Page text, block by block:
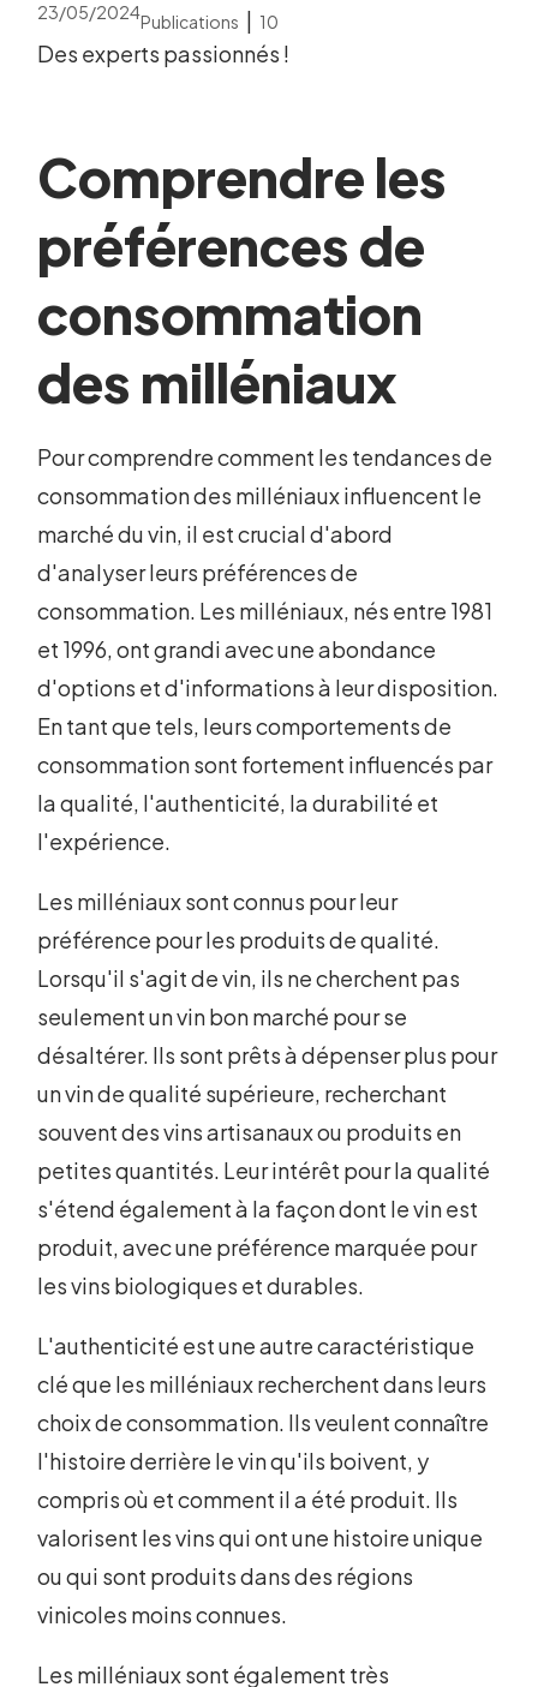
23/05/2024Publications | 10
Des experts passionnés !
Comprendre les
préférences de
consommation
des milléniaux
Pour comprendre comment les tendances de
consommation des milléniaux influencent le
marché du vin, il est crucial d'abord
d'analyser leurs préférences de
consommation. Les milléniaux, nés entre 1981
et 1996, ont grandi avec une abondance
d'options et d'informations à leur disposition.
En tant que tels, leurs comportements de
consommation sont fortement influencés par
la qualité, l'authenticité, la durabilité et
l'expérience.
Les milléniaux sont connus pour leur
préférence pour les produits de qualité.
Lorsqu'il s'agit de vin, ils ne cherchent pas
seulement un vin bon marché pour se
désaltérer. Ils sont prêts à dépenser plus pour
un vin de qualité supérieure, recherchant
souvent des vins artisanaux ou produits en
petites quantités. Leur intérêt pour la qualité
s'étend également à la façon dont le vin est
produit, avec une préférence marquée pour
les vins biologiques et durables.
L'authenticité est une autre caractéristique
clé que les milléniaux recherchent dans leurs
choix de consommation. Ils veulent connaître
l'histoire derrière le vin qu'ils boivent, y
compris où et comment il a été produit. Ils
valorisent les vins qui ont une histoire unique
ou qui sont produits dans des régions
vinicoles moins connues.
Les milléniaux sont également très